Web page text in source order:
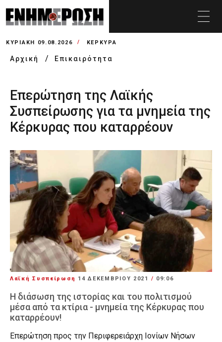
ΚΥΡΙΑΚΉ 09.08.2026 ΚΕΡΚΥΡΑ
Αρχική Επικαιρότητα
Επερώτηση της Λαϊκής
Συσπείρωσης για τα μνημεία της
Κέρκυρας που καταρρέουν
Λαϊκή Συσπείρωση 14 ΔΕΚΕΜΒΡΊΟΥ 2021 / 09:06
Η διάσωση της ιστορίας και του πολιτισμού
μέσα από τα κτίρια - μνημεία της Κέρκυρας που
καταρρέουν!
Επερώτηση προς την Περιφερειάρχη Ιονίων Νήσων